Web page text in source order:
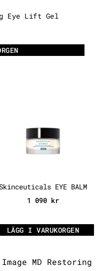
Eye Lift Gel
Skinceuticals EYE BALM
1 090 kr
LÄGG I VARUKORGEN